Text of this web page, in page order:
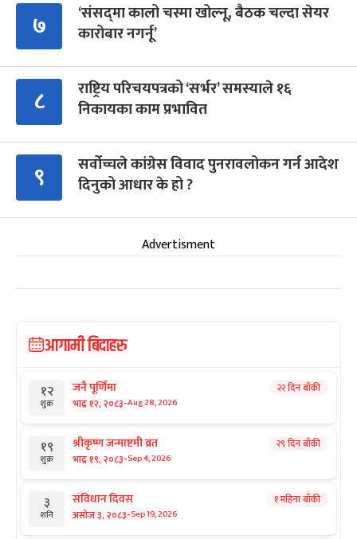
७
‘संसद्‍मा कालो चस्मा खोल्नू, बैठक चल्दा सेयर
कारोबार नगर्नू’
८
राष्ट्रिय परिचयपत्रको ‘सर्भर’ समस्याले १६
निकायका काम प्रभावित
९
सर्वोच्चले कांग्रेस विवाद पुनरावलोकन गर्न आदेश
दिनुको आधार के हो ?
Advertisment
आगामी बिदाहरु
१२
शुक्र
जनै पूर्णिमा
भाद्र १२, २०८३-Aug 28, 2026
२२ दिन बाँकी
१९
शुक्र
श्रीकृष्ण जन्माष्टमी व्रत
भाद्र १९, २०८३-Sep 4, 2026
२९ दिन बाँकी
३
शनि
संविधान दिवस
असोज ३, २०८३-Sep 19, 2026
१ महिना बाँकी